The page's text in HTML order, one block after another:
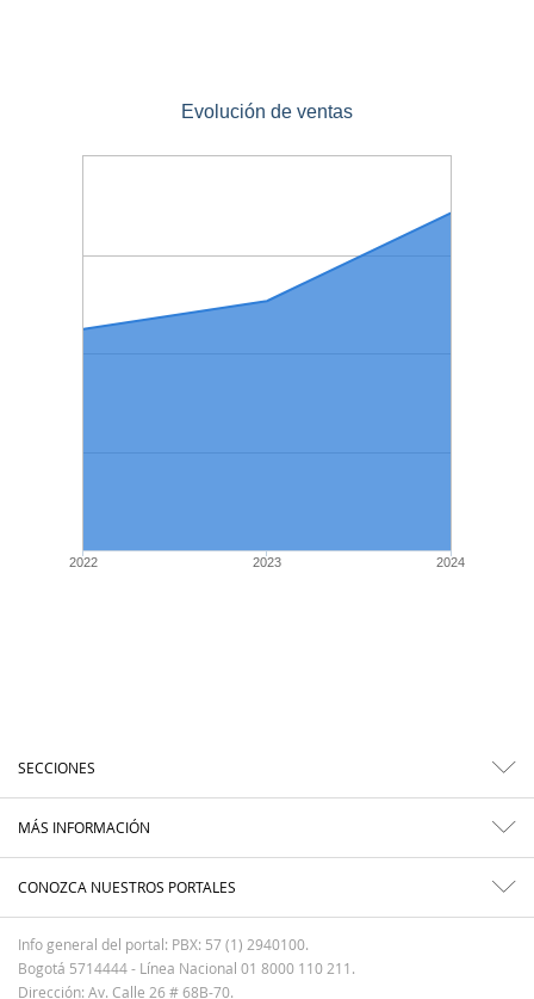
Evolución de ventas
2022 2023 2024
SECCIONES
MÁS INFORMACIÓN
CONOZCA NUESTROS PORTALES
Info general del portal: PBX: 57 (1) 2940100.
Bogotá 5714444 - Línea Nacional 01 8000 110 211.
Dirección: Av. Calle 26 # 68B-70.